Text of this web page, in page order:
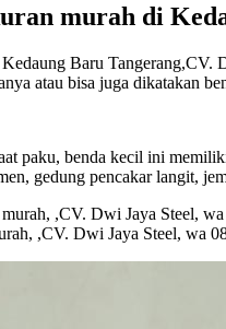
murah di
Baru
atau bisa juga dikatakan
paku, benda kecil ini
gedung pencakar langit,
,CV. Dwi Jaya Steel, wa